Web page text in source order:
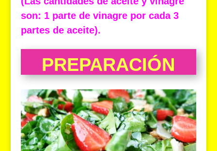
son: 1 parte de vinagre por cada 3
partes de aceite).
PREPARACIÓN